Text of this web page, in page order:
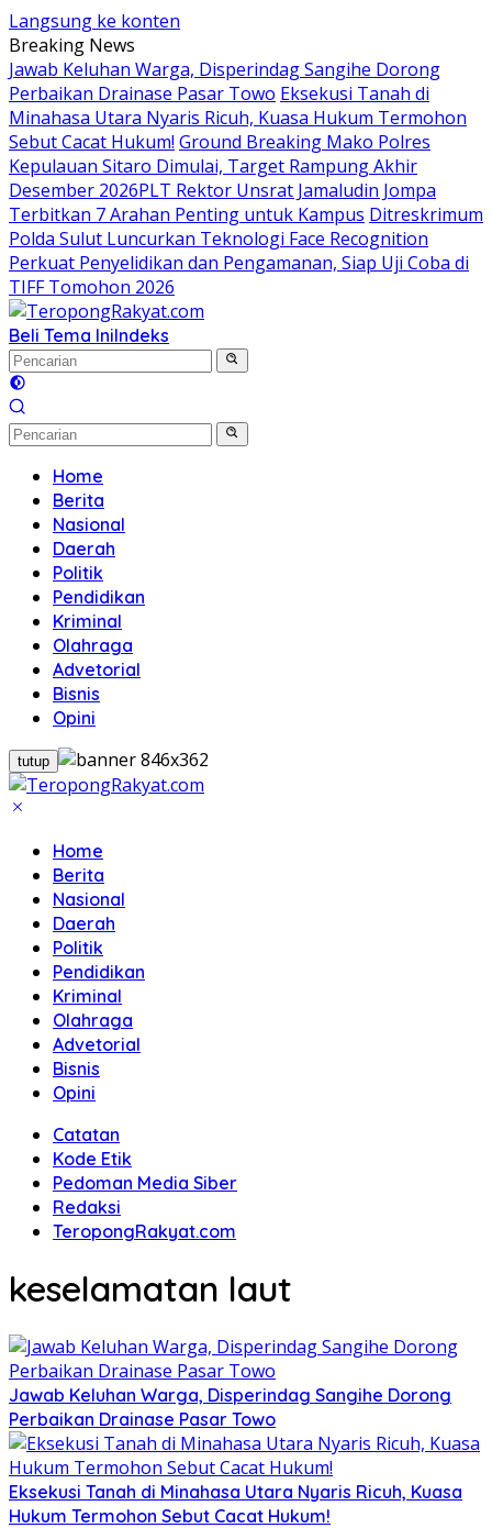
Langsung ke konten
Breaking News
Jawab Keluhan Warga, Disperindag Sangihe Dorong
Perbaikan Drainase Pasar Towo Eksekusi Tanah di
Minahasa Utara Nyaris Ricuh, Kuasa Hukum Termohon
Sebut Cacat Hukum! Ground Breaking Mako Polres
Kepulauan Sitaro Dimulai, Target Rampung Akhir
Desember 2026​PLT Rektor Unsrat Jamaludin Jompa
Terbitkan 7 Arahan Penting untuk Kampus Ditreskrimum
Polda Sulut Luncurkan Teknologi Face Recognition
Perkuat Penyelidikan dan Pengamanan, Siap Uji Coba di
TIFF Tomohon 2026
Beli Tema IniIndeks
Home
Berita
Nasional
Daerah
Politik
Pendidikan
Kriminal
Olahraga
Advetorial
Bisnis
Opini
tutup
Home
Berita
Nasional
Daerah
Politik
Pendidikan
Kriminal
Olahraga
Advetorial
Bisnis
Opini
Catatan
Kode Etik
Pedoman Media Siber
Redaksi
TeropongRakyat.com
keselamatan laut
Jawab Keluhan Warga, Disperindag Sangihe Dorong
Perbaikan Drainase Pasar Towo
Eksekusi Tanah di Minahasa Utara Nyaris Ricuh, Kuasa
Hukum Termohon Sebut Cacat Hukum!